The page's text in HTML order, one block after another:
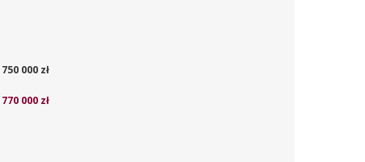
750 000 zł
770 000 zł